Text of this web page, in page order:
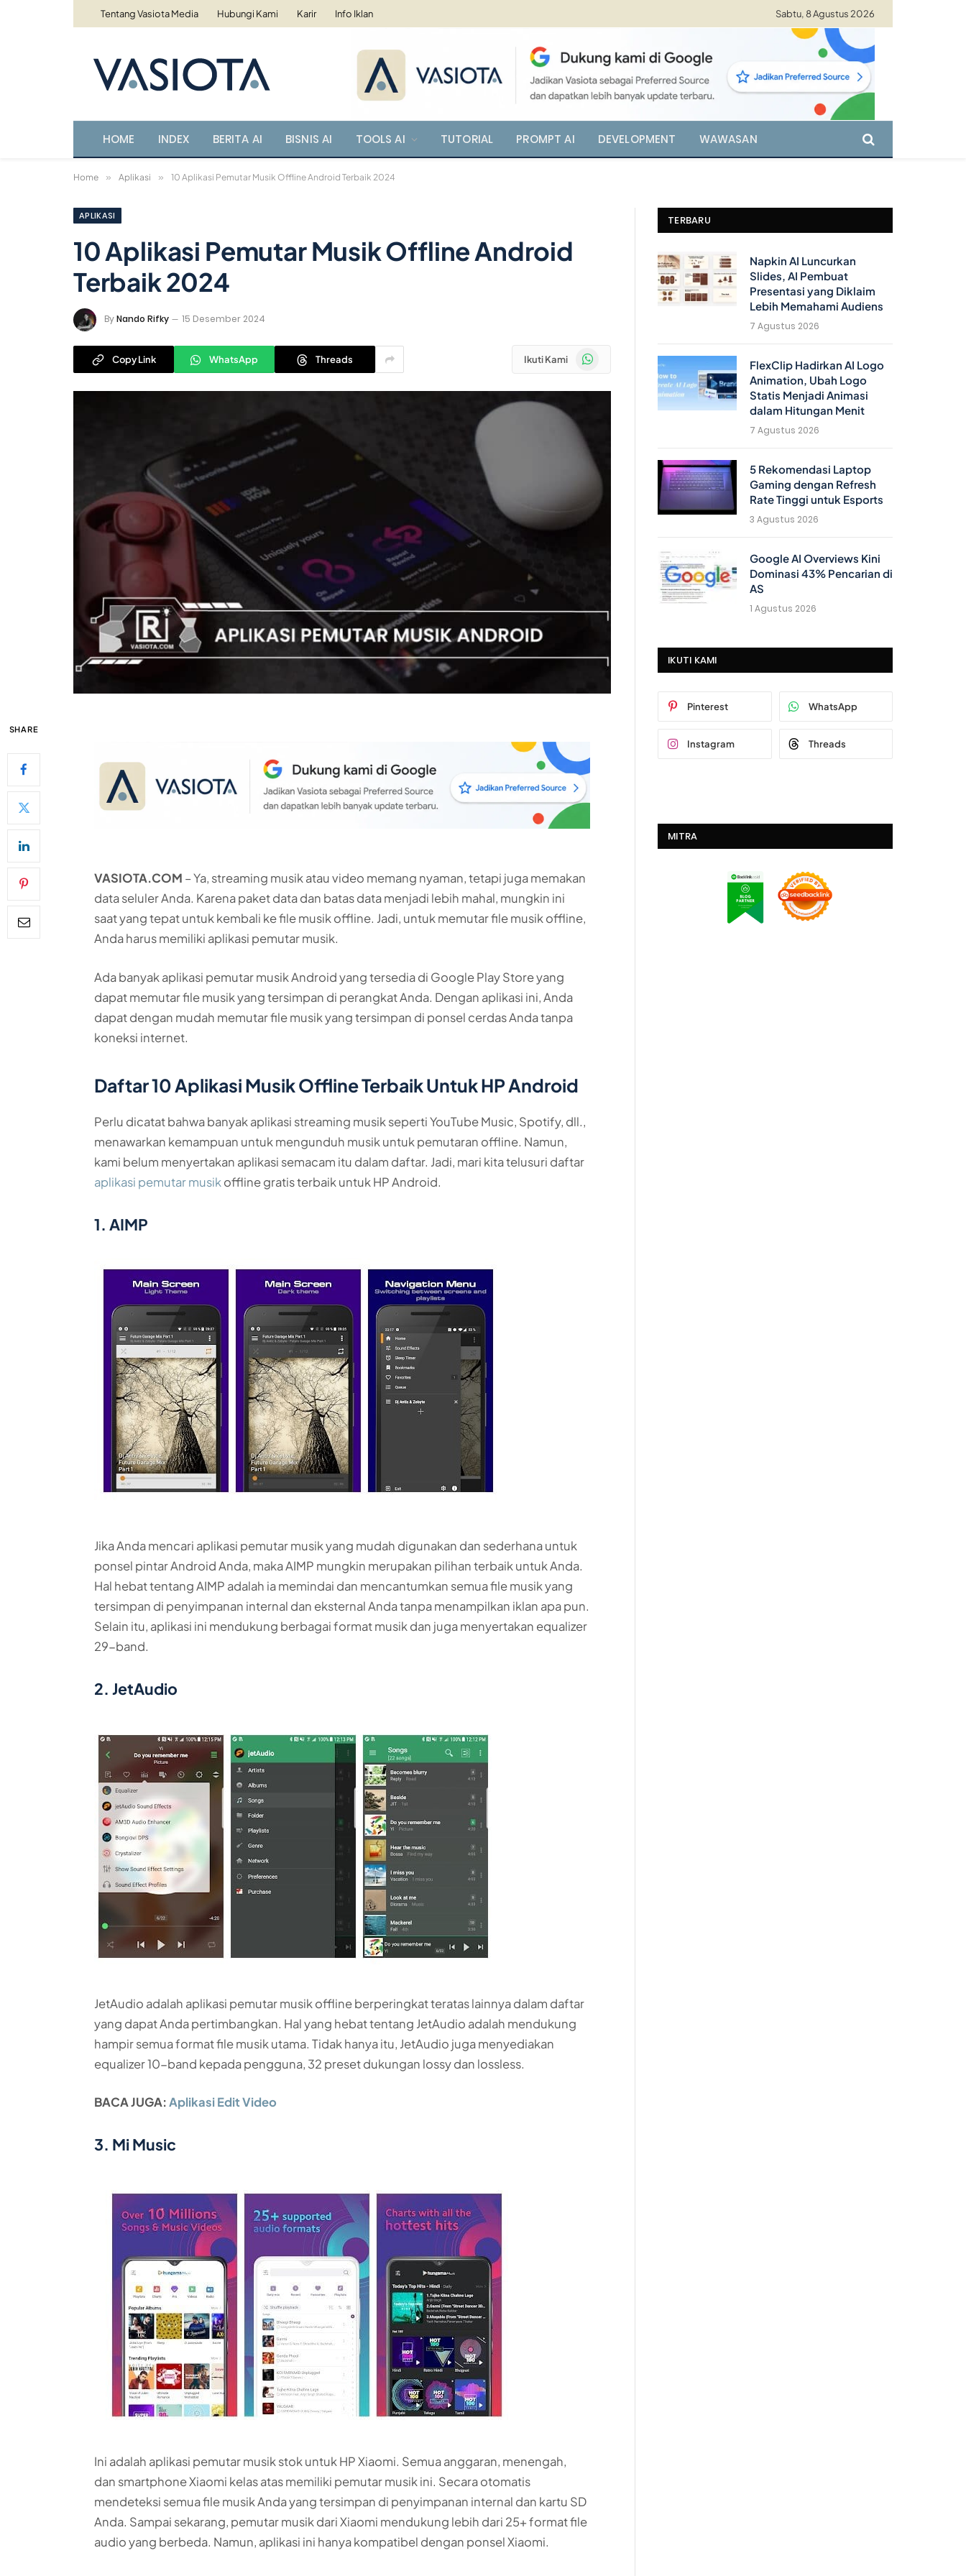
Tentang Vasiota Media Hubungi Kami Karir Info Iklan Sabtu, 8 Agustus 2026
HOME INDEX BERITA AI BISNIS AI TOOLS AI TUTORIAL PROMPT AI DEVELOPMENT WAWASAN
Home » Aplikasi » 10 Aplikasi Pemutar Musik Offline Android Terbaik 2024
APLIKASI
10 Aplikasi Pemutar Musik Offline Android
Terbaik 2024
ByNando Rifky 15 Desember 2024
Copy Link WhatsApp Threads Ikuti Kami WhatsApp
SHARE
VASIOTA.COM – Ya, streaming musik atau video memang nyaman, tetapi juga memakan
data seluler Anda. Karena paket data dan batas data menjadi lebih mahal, mungkin ini
saat yang tepat untuk kembali ke file musik offline. Jadi, untuk memutar file musik offline,
Anda harus memiliki aplikasi pemutar musik.
Ada banyak aplikasi pemutar musik Android yang tersedia di Google Play Store yang
dapat memutar file musik yang tersimpan di perangkat Anda. Dengan aplikasi ini, Anda
dapat dengan mudah memutar file musik yang tersimpan di ponsel cerdas Anda tanpa
koneksi internet.
Daftar 10 Aplikasi Musik Offline Terbaik Untuk HP Android
Perlu dicatat bahwa banyak aplikasi streaming musik seperti YouTube Music, Spotify, dll.,
menawarkan kemampuan untuk mengunduh musik untuk pemutaran offline. Namun,
kami belum menyertakan aplikasi semacam itu dalam daftar. Jadi, mari kita telusuri daftar
aplikasi pemutar musikoffline gratis terbaik untuk HP Android.
1. AIMP
Jika Anda mencari aplikasi pemutar musik yang mudah digunakan dan sederhana untuk
ponsel pintar Android Anda, maka AIMP mungkin merupakan pilihan terbaik untuk Anda.
Hal hebat tentang AIMP adalah ia memindai dan mencantumkan semua file musik yang
tersimpan di penyimpanan internal dan eksternal Anda tanpa menampilkan iklan apa pun.
Selain itu, aplikasi ini mendukung berbagai format musik dan juga menyertakan equalizer
29-band.
2. JetAudio
JetAudio adalah aplikasi pemutar musik offline berperingkat teratas lainnya dalam daftar
yang dapat Anda pertimbangkan. Hal yang hebat tentang JetAudio adalah mendukung
hampir semua format file musik utama. Tidak hanya itu, JetAudio juga menyediakan
equalizer 10-band kepada pengguna, 32 preset dukungan lossy dan lossless.
BACA JUGA:Aplikasi Edit Video
3. Mi Music
Ini adalah aplikasi pemutar musik stok untuk HP Xiaomi. Semua anggaran, menengah,
dan smartphone Xiaomi kelas atas memiliki pemutar musik ini. Secara otomatis
mendeteksi semua file musik Anda yang tersimpan di penyimpanan internal dan kartu SD
Anda. Sampai sekarang, pemutar musik dari Xiaomi mendukung lebih dari 25+ format file
audio yang berbeda. Namun, aplikasi ini hanya kompatibel dengan ponsel Xiaomi.
TERBARU
Napkin AI Luncurkan
Slides, AI Pembuat
Presentasi yang Diklaim
Lebih Memahami Audiens
7 Agustus 2026
FlexClip Hadirkan AI Logo
Animation, Ubah Logo
Statis Menjadi Animasi
dalam Hitungan Menit
7 Agustus 2026
5 Rekomendasi Laptop
Gaming dengan Refresh
Rate Tinggi untuk Esports
3 Agustus 2026
Google AI Overviews Kini
Dominasi 43% Pencarian di
AS
1 Agustus 2026
IKUTI KAMI
Pinterest WhatsApp
Instagram Threads
MITRA